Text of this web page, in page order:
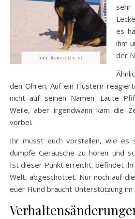
es
ihm
der
den Ohren. Auf ein Flüstern
nicht auf seinen Namen. Laute
Weile, aber irgendwann kam die
vorbei.
Ihr müsst euch vorstellen, wie es
dumpfe Geräusche zu hören und
Ist dieser Punkt erreicht, befindet
Welt, abgeschottet. Nur noch auf
euer Hund braucht Unterstützung im